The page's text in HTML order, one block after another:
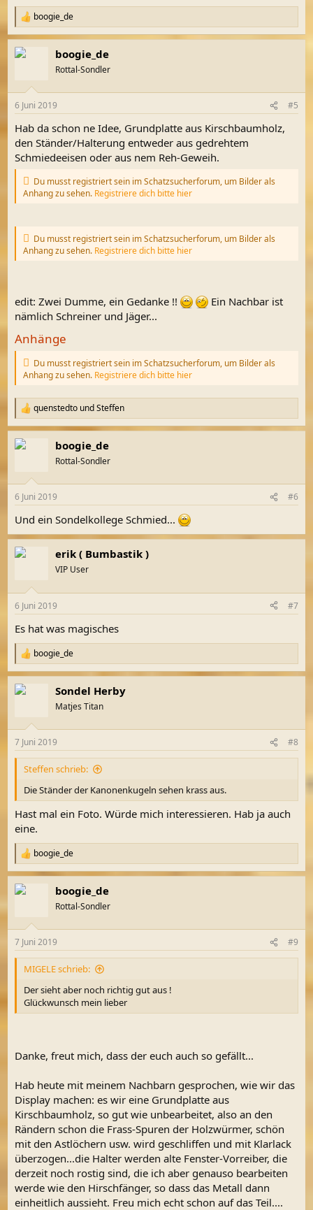
R
e
a
k
e
:
boogie_de
boogie_de
Rottal-Sondler
6 Juni 2019 #5
Hab da schon ne Idee, Grundplatte aus Kirschbaumholz,
den Ständer/Halterung entweder aus gedrehtem
Schmiedeeisen oder aus nem Reh-Geweih.
Du musst registriert sein im Schatzsucherforum, um Bilder als
Anhang zu sehen. Registriere dich bitte hier
Du musst registriert sein im Schatzsucherforum, um Bilder als
Anhang zu sehen. Registriere dich bitte hier
edit: Zwei Dumme, ein Gedanke !!
Ein Nachbar ist
nämlich Schreiner und Jäger...
Anhänge
Du musst registriert sein im Schatzsucherforum, um Bilder als
Anhang zu sehen. Registriere dich bitte hier
R
e
a
k
e
:
quenstedto undSteffen
boogie_de
Rottal-Sondler
6 Juni 2019 #6
Und ein Sondelkollege Schmied...
erik ( Bumbastik )
VIP User
6 Juni 2019 #7
Es hat was magisches
R
e
a
k
e
n
boogie_de
Sondel Herby
Matjes Titan
7 Juni 2019 #8
Steffen schrieb:
Die Ständer der Kanonenkugeln sehen krass aus.
Hast mal ein Foto. Würde mich interessieren. Hab ja auch
eine.
R
e
a
k
e
n
boogie_de
boogie_de
Rottal-Sondler
7 Juni 2019 #9
MIGELE schrieb:
Der sieht aber noch richtig gut aus !
Glückwunsch mein lieber
Danke, freut mich, dass der euch auch so gefällt...
Hab heute mit meinem Nachbarn gesprochen, wie wir das
Display machen: es wir eine Grundplatte aus
Kirschbaumholz, so gut wie unbearbeitet, also an den
Rändern schon die Frass-Spuren der Holzwürmer, schön
mit den Astlöchern usw. wird geschliffen und mit Klarlack
überzogen...die Halter werden alte Fenster-Vorreiber, die
derzeit noch rostig sind, die ich aber genauso bearbeiten
werde wie den Hirschfänger, so dass das Metall dann
einheitlich aussieht. Freu mich echt schon auf das Teil....